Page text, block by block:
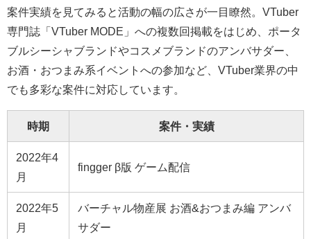
案件実績を見てみると活動の幅の広さが一目瞭然。VTuber
専門誌「VTuber MODE」への複数回掲載をはじめ、ポータ
ブルシーシャブランドやコスメブランドのアンバサダー、
お酒・おつまみ系イベントへの参加など、VTuber業界の中
でも多彩な案件に対応しています。
時期 案件・実績
2022年4
月
fingger β版 ゲーム配信
2022年5
月
バーチャル物産展 お酒&おつまみ編 アンバ
サダー